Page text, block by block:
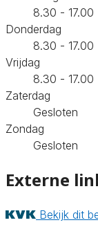
8.30 - 17.00
Donderdag
8.30 - 17.00
Vrijdag
8.30 - 17.00
Zaterdag
Gesloten
Zondag
Gesloten
Externe
Bekijk dit